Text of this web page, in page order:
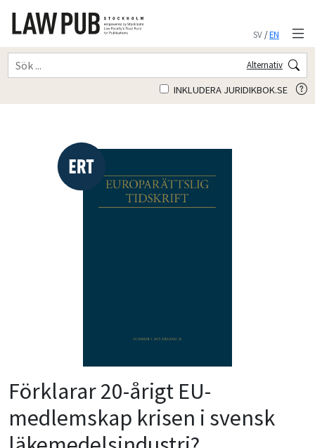
SV/EN
Alternativ
INKLUDERA JURIDIKBOK.SE
Förklarar 20-årigt EU-
medlemskap krisen i svensk